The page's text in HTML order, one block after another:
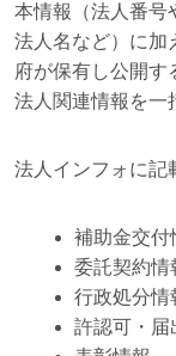
本情報（法人番号
法人名など）に加
府が保有し公開す
法人関連情報を一
法人インフォに記
補助金交付
委託契約情
行政処分情
許認可・届